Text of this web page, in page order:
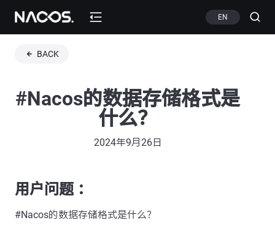
EN
BACK
#Nacos的数据存储格式是
什么？
2024年9月26日
用户问题 ：
#Nacos的数据存储格式是什么？